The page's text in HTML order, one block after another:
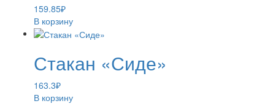
159.85₽
В корзину
Стакан «Сиде»
163.3₽
В корзину